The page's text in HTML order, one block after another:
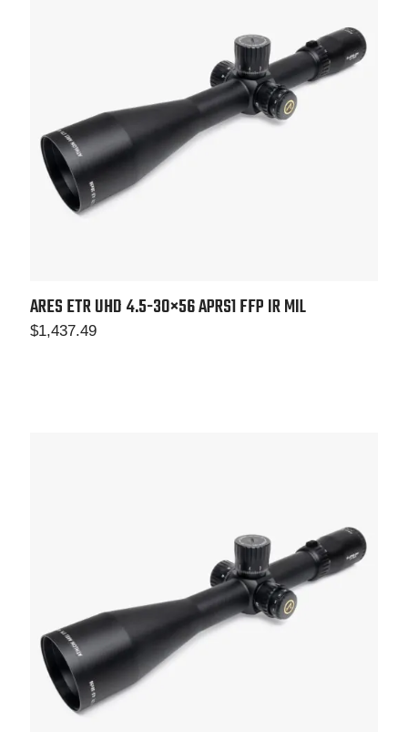
ARES ETR UHD 4.5-30×56APRS1 FFP IR MIL
$1,437.49